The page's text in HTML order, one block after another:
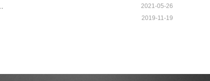
2021-05-26
2019-11-19